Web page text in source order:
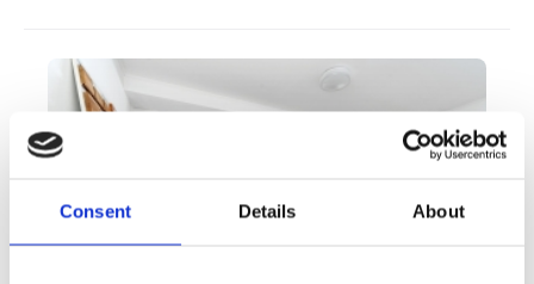
Consent Details About